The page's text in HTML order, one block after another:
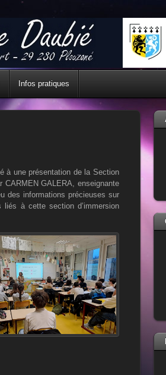
Infos pratiques
à une présentation de la Section
CARMEN GALERA, enseignante
des informations précieuses sur
à cette section d’immersion